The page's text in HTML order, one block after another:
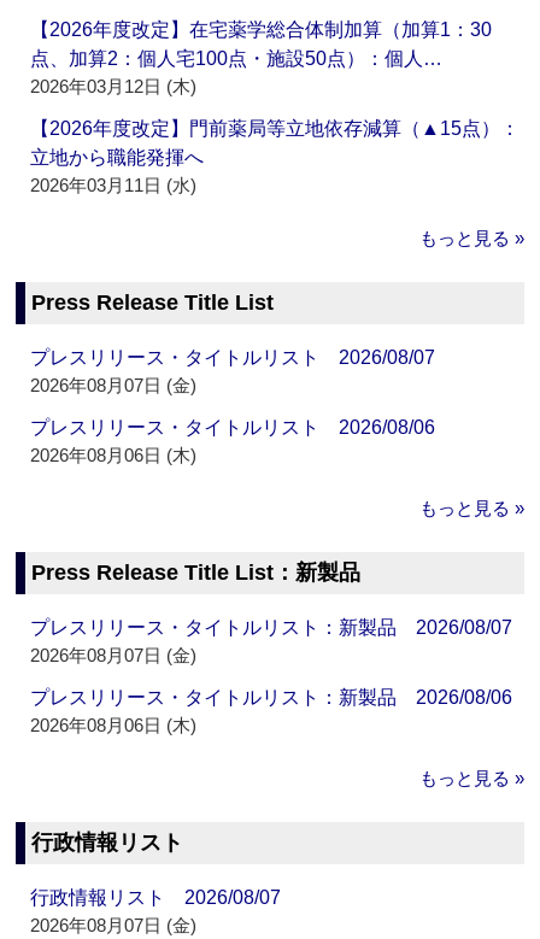
【2026年度改定】在宅薬学総合体制加算（加算1：30
点、加算2：個人宅100点・施設50点）：個人…
2026年03月12日 (木)
【2026年度改定】門前薬局等立地依存減算（▲15点）：
立地から職能発揮へ
2026年03月11日 (水)
もっと見る »
Press Release Title List
プレスリリース・タイトルリスト 2026/08/07
2026年08月07日 (金)
プレスリリース・タイトルリスト 2026/08/06
2026年08月06日 (木)
もっと見る »
Press Release Title List：新製品
プレスリリース・タイトルリスト：新製品 2026/08/07
2026年08月07日 (金)
プレスリリース・タイトルリスト：新製品 2026/08/06
2026年08月06日 (木)
もっと見る »
行政情報リスト
行政情報リスト 2026/08/07
2026年08月07日 (金)